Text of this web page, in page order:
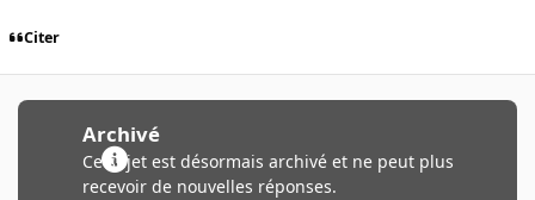
Citer
Archivé
Ce sujet est désormais archivé et ne peut plus
recevoir de nouvelles réponses.